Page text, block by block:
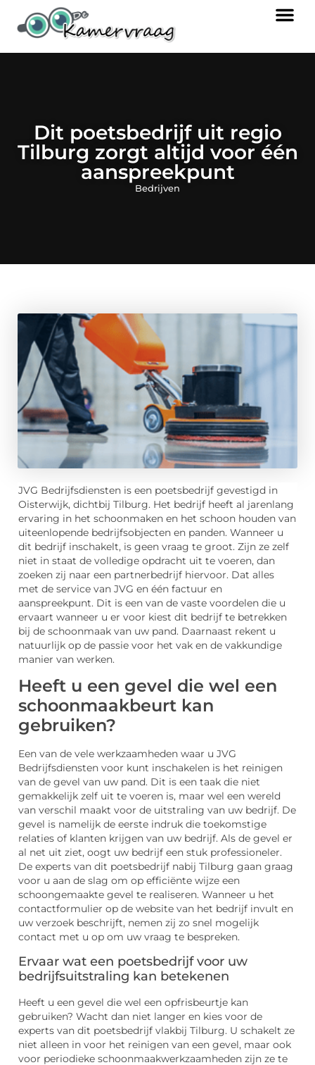
Dit poetsbedrijf uit regio
Tilburg zorgt altijd voor één
aanspreekpunt
Bedrijven
JVG Bedrijfsdiensten is een poetsbedrijf gevestigd in
Oisterwijk, dichtbij Tilburg. Het bedrijf heeft al jarenlang
ervaring in het schoonmaken en het schoon houden van
uiteenlopende bedrijfsobjecten en panden. Wanneer u
dit bedrijf inschakelt, is geen vraag te groot. Zijn ze zelf
niet in staat de volledige opdracht uit te voeren, dan
zoeken zij naar een partnerbedrijf hiervoor. Dat alles
met de service van JVG en één factuur en
aanspreekpunt. Dit is een van de vaste voordelen die u
ervaart wanneer u er voor kiest dit bedrijf te betrekken
bij de schoonmaak van uw pand. Daarnaast rekent u
natuurlijk op de passie voor het vak en de vakkundige
manier van werken.
Heeft u een gevel die wel een
schoonmaakbeurt kan
gebruiken?
Een van de vele werkzaamheden waar u JVG
Bedrijfsdiensten voor kunt inschakelen is het reinigen
van de gevel van uw pand. Dit is een taak die niet
gemakkelijk zelf uit te voeren is, maar wel een wereld
van verschil maakt voor de uitstraling van uw bedrijf. De
gevel is namelijk de eerste indruk die toekomstige
relaties of klanten krijgen van uw bedrijf. Als de gevel er
al net uit ziet, oogt uw bedrijf een stuk professioneler.
De experts van dit poetsbedrijf nabij Tilburg gaan graag
voor u aan de slag om op efficiënte wijze een
schoongemaakte gevel te realiseren. Wanneer u het
contactformulier op de website van het bedrijf invult en
uw verzoek beschrijft, nemen zij zo snel mogelijk
contact met u op om uw vraag te bespreken.
Ervaar wat een poetsbedrijf voor uw
bedrijfsuitstraling kan betekenen
Heeft u een gevel die wel een opfrisbeurtje kan
gebruiken? Wacht dan niet langer en kies voor de
experts van dit poetsbedrijf vlakbij Tilburg. U schakelt ze
niet alleen in voor het reinigen van een gevel, maar ook
voor periodieke schoonmaakwerkzaamheden zijn ze te